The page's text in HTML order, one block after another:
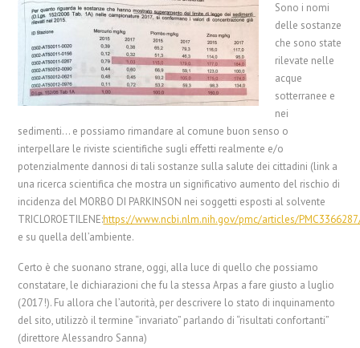
Sono i nomi
delle sostanze
che sono state
rilevate nelle
acque
sotterranee e
nei
sedimenti… e possiamo rimandare al comune buon senso o
interpellare le riviste scientifiche sugli effetti realmente e/o
potenzialmente dannosi di tali sostanze sulla salute dei cittadini (link a
una ricerca scientifica che mostra un significativo aumento del rischio di
incidenza del MORBO DI PARKINSON nei soggetti esposti al solvente
TRICLOROETILENE:https://www.ncbi.nlm.nih.gov/pmc/articles/
e su quella dell’ambiente.
Certo è che suonano strane, oggi, alla luce di quello che possiamo
constatare, le dichiarazioni che fu la stessa Arpas a fare giusto a luglio
(2017!). Fu allora che l’autorità, per descrivere lo stato di inquinamento
del sito, utilizzò il termine “invariato” parlando di “risultati confortanti”
(direttore Alessandro Sanna)